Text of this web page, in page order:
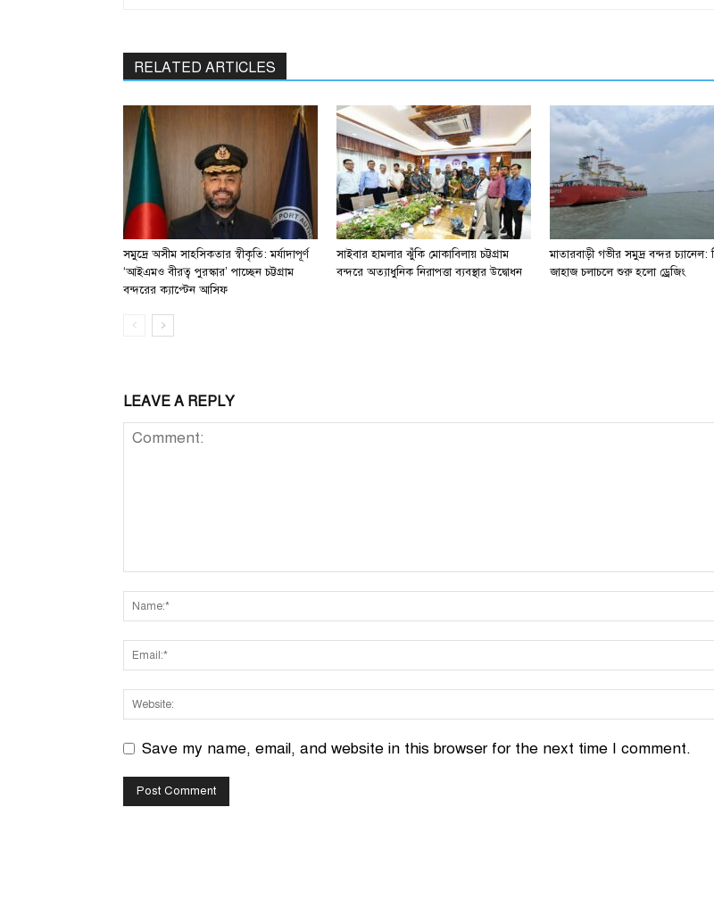
RELATED ARTICLES
সমুদ্রে অসীম সাহসিকতার স্বীকৃতি: মর্যাদাপূর্ণ
‘আইএমও বীরত্ব পুরস্কার’ পাচ্ছেন চট্টগ্রাম
বন্দরের ক্যাপ্টেন আসিফ
সাইবার হামলার ঝুঁকি মোকাবিলায় চট্টগ্রাম
বন্দরে অত্যাধুনিক নিরাপত্তা ব্যবস্থার উদ্বোধন
মাতারবাড়ী গভীর সমুদ্র বন্দর চ্যানেল:
জাহাজ চলাচলে শুরু হলো ড্রেজিং
LEAVE A REPLY
Save my name, email, and website in this browser for the next time I comment.